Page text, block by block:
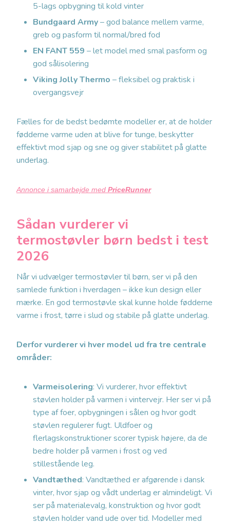
5-lags opbygning til kold vinter
Bundgaard Army– god balance mellem varme,
greb og pasform til normal/bred fod
EN FANT 559 – let model med smal pasform og
god sålisolering
Viking Jolly Thermo – fleksibel og praktisk i
overgangsvejr
Fælles for de bedst bedømte modeller er, at de holder
fødderne varme uden at blive for tunge, beskytter
effektivt mod sjap og sne og giver stabilitet på glatte
underlag.
Annonce i samarbejde med PriceRunner
Sådan vurderer vi
termostøvler børn bedst i test
2026
Når vi udvælger termostøvler til børn, ser vi på den
samlede funktion i hverdagen – ikke kun design eller
mærke. En god termostøvle skal kunne holde fødderne
varme i frost, tørre i slud og stabile på glatte underlag.
Derfor vurderer vi hver model ud fra tre centrale
områder:
Varmeisolering: Vi vurderer, hvor effektivt
støvlen holder på varmen i vintervejr. Her ser vi på
type af foer, opbygningen i sålen og hvor godt
støvlen regulerer fugt. Uldfoer og
flerlagskonstruktioner scorer typisk højere, da de
bedre holder på varmen i frost og ved
stillestående leg.
Vandtæthed: Vandtæthed er afgørende i dansk
vinter, hvor sjap og vådt underlag er almindeligt. Vi
ser på materialevalg, konstruktion og hvor godt
støvlen holder vand ude over tid. Modeller med